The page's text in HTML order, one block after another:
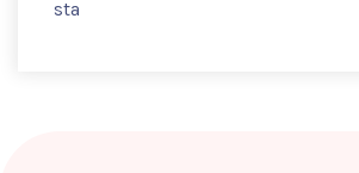
sta